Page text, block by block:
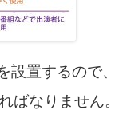
設置するので、
ばなりません。